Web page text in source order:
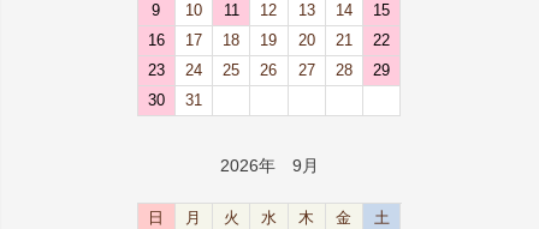
9
10 11 12 13 14
15
16
17 18 19 20 21
22
23
24 25 26 27 28
29
30
31
2026年 9月
日 月 火 水 木 金
土